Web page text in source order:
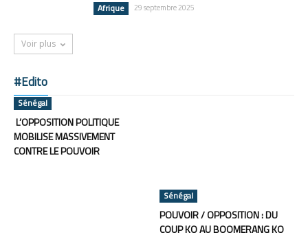
Afrique 29 septembre 2025
Voir plus
#Edito
Sénégal
L’OPPOSITION POLITIQUE
MOBILISE MASSIVEMENT
CONTRE LE POUVOIR
Sénégal
POUVOIR / OPPOSITION : DU
COUP KO AU BOOMERANG KO